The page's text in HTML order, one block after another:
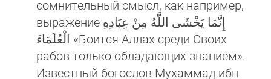
сомнительный смысл, как например,
выражение إِنَّمَا يَخْشَى اللَّهُ مِنْ عِبَادِهِ
الْعُلَمَاءَ «Боится Аллах среди Своих
рабов толь­ко обладающих знанием».
Известный богослов Мухаммад ибн